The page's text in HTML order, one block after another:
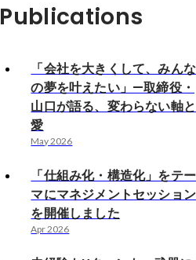
Publications
「会社を大きくして、みんな
の夢を叶えたい」—取締役・
山口が語る、変わらない軸と
愛
May 2026
「仕組み化・構造化」をテー
マにマネジメントセッション
を開催しました
Apr 2026